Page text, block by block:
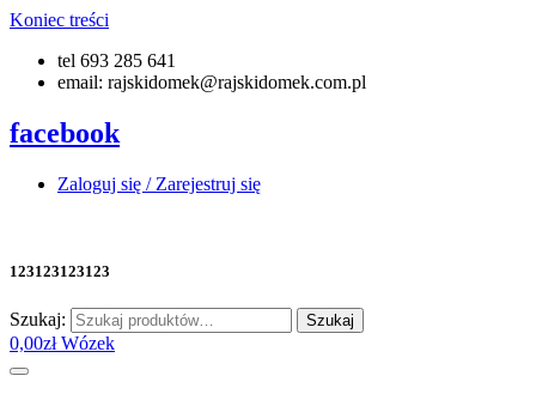
Koniec treści
tel 693 285 641
email: rajskidomek@rajskidomek.com.pl
facebook
Zaloguj się / Zarejestruj się
123123123123
Szukaj: Szukaj
0,00zł Wózek